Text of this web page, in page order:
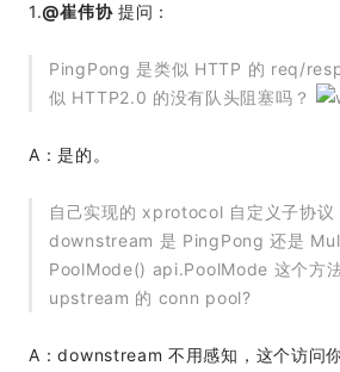
1.@崔伟协提问：
PingPong 是类似 HTTP 的 req/
似 HTTP2.0 的没有队头阻塞吗？
A：是的。
自己实现的 xprotocol 自定义子协议
downstream 是 PingPong 还是
PoolMode() api.PoolMode 这个方
upstream 的 conn pool?
A：downstream 不用感知，这个访问